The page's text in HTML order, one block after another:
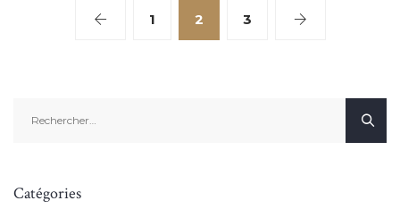
1 2 3
Catégories